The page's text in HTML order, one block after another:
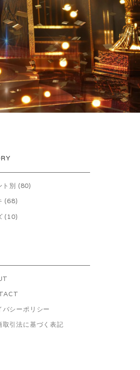
ト別 (80)
(68)
(10)
バシーポリシー
取引法に基づく表記